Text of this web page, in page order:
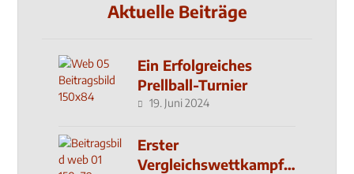
Aktuelle Beiträge
Ein Erfolgreiches
Prellball-Turnier
19. Juni 2024
Erster
Vergleichswettkampf